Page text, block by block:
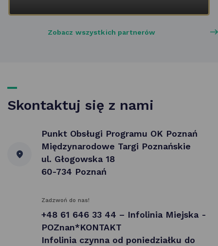
Zobacz wszystkich partnerów
Skontaktuj się z nami
Punkt Obsługi Programu OK Poznań
Międzynarodowe Targi Poznańskie
ul. Głogowska 18
60-734 Poznań
Zadzwoń do nas!
+48 61 646 33 44 – Infolinia Miejska -
POZnan*KONTAKT
Infolinia czynna od poniedziałku do